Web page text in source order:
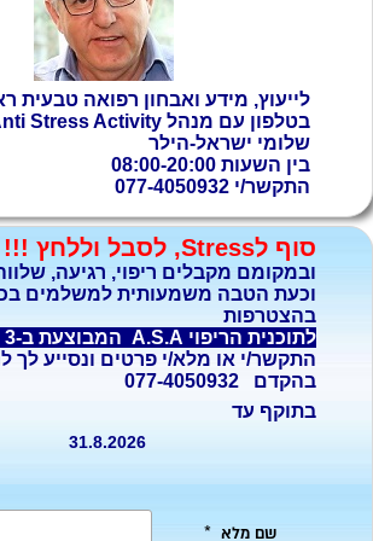
סוף לStress, לסבל וללחץ !!!
ובמקומם מקבלים ריפוי, רגיעה,
וכעת הטבה משמעותית למשלמים
בהצטרפות
לתוכנית הריפוי A.S.A המבוצעת ב-3 מפגשים אישיים.
התקשר/י או מלא/י פרטים ונסייע לך
בהקדם 077-4050932
בתוקף עד
31.8.2026
לייעוץ, מידע ואבחון רפואה טבעית
בטלפון עם מנהלStress Activity
שלומי ישראל-הילר
בין השעות 08:00-20:00
התקשר/י 077-4050932